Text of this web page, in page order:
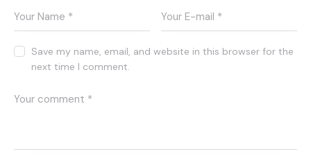
Save my name, email, and website in this browser for the
next time I comment.